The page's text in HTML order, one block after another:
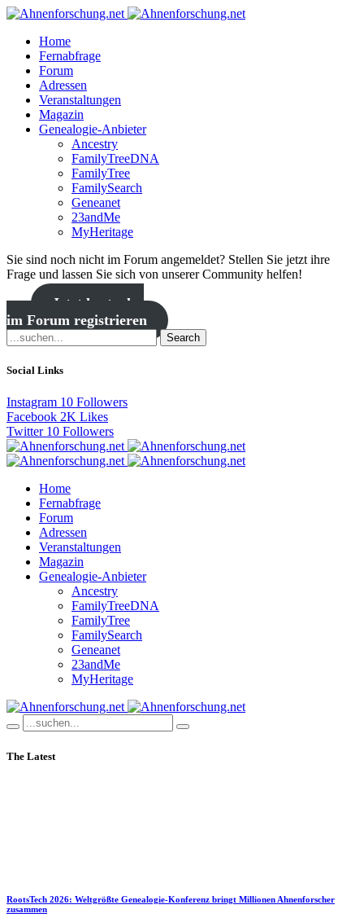
Home
Fernabfrage
Forum
Adressen
Veranstaltungen
Magazin
Genealogie-Anbieter
Ancestry
FamilyTreeDNA
FamilyTree
FamilySearch
Geneanet
23andMe
MyHeritage
Sie sind noch nicht im Forum angemeldet? Stellen Sie jetzt ihre
Frage und lassen Sie sich von unserer Community helfen!
Jetzt kostenlos
im Forum registrieren
Search
Social Links
Instagram 10 Followers
Facebook 2K Likes
Twitter 10 Followers
Home
Fernabfrage
Forum
Adressen
Veranstaltungen
Magazin
Genealogie-Anbieter
Ancestry
FamilyTreeDNA
FamilyTree
FamilySearch
Geneanet
23andMe
MyHeritage
The Latest
RootsTech 2026: Weltgrößte Genealogie-Konferenz bringt Millionen Ahnenforscher
zusammen